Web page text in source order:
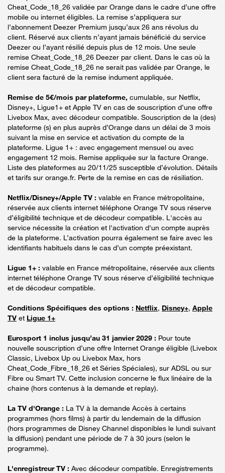
Cheat_Code_18_26 validée par Orange dans le cadre d’une offre
mobile ou internet éligibles. La remise s’appliquera sur
l’abonnement Deezer Premium jusqu’aux 26 ans révolus du
client. Réservé aux clients n’ayant jamais bénéficié du service
Deezer ou l’ayant résilié depuis plus de 12 mois. Une seule
remise Cheat_Code_18_26 Deezer par client. Dans le cas où la
remise Cheat_Code_18_26 ne serait pas validée par Orange, le
client sera facturé de la remise indument appliquée.
Remise de 5€/mois par plateforme, cumulable, sur Netflix,
Disney+, Ligue1+ et Apple TV en cas de souscription d’une offre
Livebox Max, avec décodeur compatible. Souscription de la (des)
plateforme (s) en plus auprès d’Orange dans un délai de 3 mois
suivant la mise en service et activation du compte de la
plateforme. Ligue 1+ : avec engagement mensuel ou avec
engagement 12 mois. Remise appliquée sur la facture Orange.
Liste des plateformes au 20/11/25 susceptible d’évolution. Détails
et tarifs sur orange.fr. Perte de la remise en cas de résiliation.
Netflix/Disney+/Apple TV : valable en France métropolitaine,
réservée aux clients internet téléphone Orange TV sous réserve
d’éligibilité technique et de décodeur compatible. L'accès au
service nécessite la création et l'activation d'un compte auprès
de la plateforme. L’activation pourra également se faire avec les
identifiants habituels dans le cas d’un compte préexistant.
Ligue 1+ : valable en France métropolitaine, réservée aux clients
internet téléphone Orange TV sous réserve d’éligibilité technique
et de décodeur compatible.
Conditions Spécifiques des options : Netflix, Disney+, Apple
TV et Ligue 1+
Eurosport 1 inclus jusqu’au 31 janvier 2029 : Pour toute
nouvelle souscription d’une offre Internet Orange éligible (Livebox
Classic, Livebox Up ou Livebox Max, hors
Cheat_Code_Fibre_18_26 et Séries Spéciales), sur ADSL ou sur
Fibre ou Smart TV. Cette inclusion concerne le flux linéaire de la
chaine (hors contenus à la demande et replay).
La TV d'Orange : La TV à la demande Accès à certains
programmes (hors films) à partir du lendemain de la diffusion
(hors programmes de Disney Channel disponibles le lundi suivant
la diffusion) pendant une période de 7 à 30 jours (selon le
programme).
L'enregistreur TV : Avec décodeur compatible. Enregistrements